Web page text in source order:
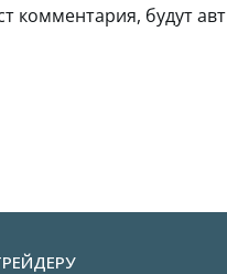
комментария, будут авт